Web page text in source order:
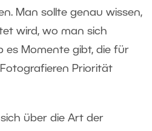
Man sollte genau wissen,
wird, wo man sich
Momente gibt, die für
Priorität
über die Art der